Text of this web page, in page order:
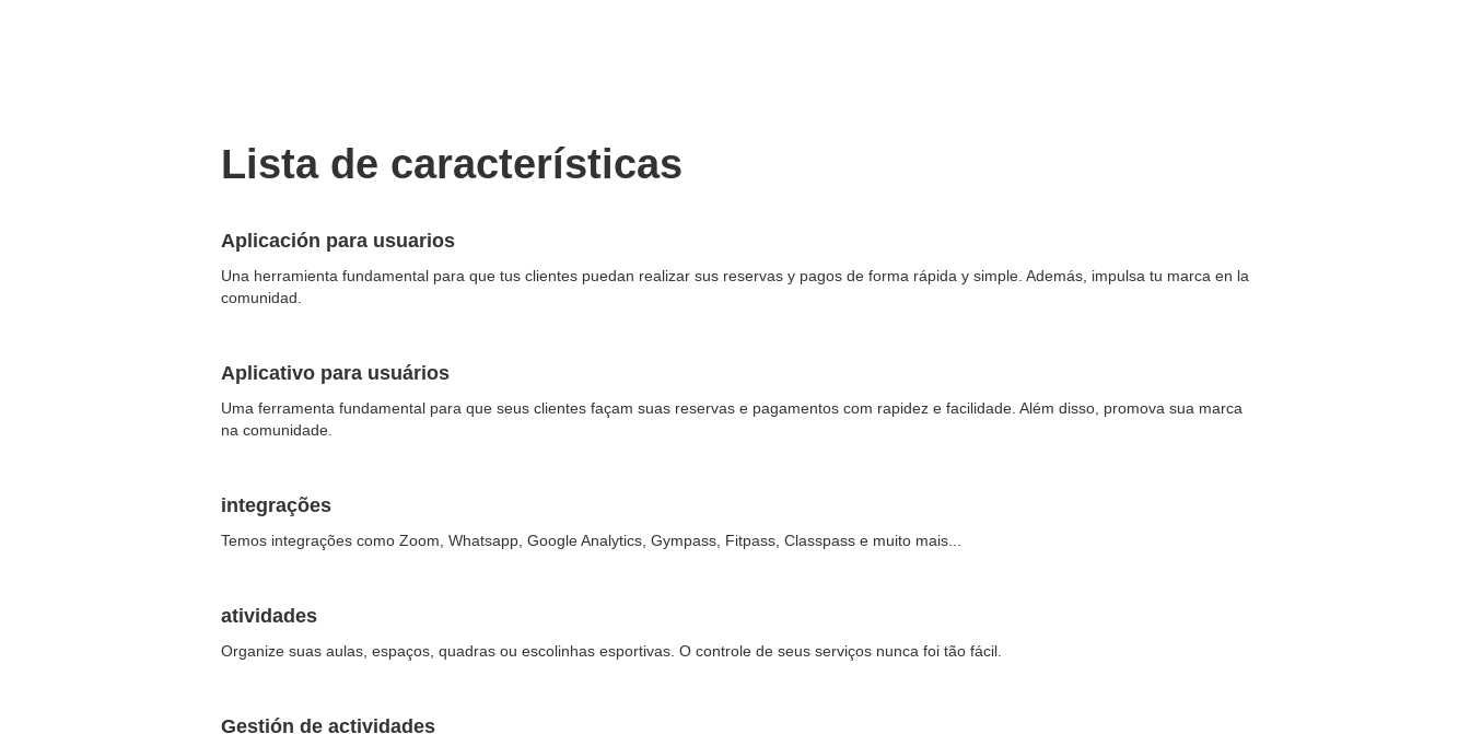
Lista de características
Aplicación para usuarios
Una herramienta fundamental para que tus clientes puedan realizar sus reservas y pagos de forma rápida y simple. Además, impulsa tu marca en la
comunidad.
Aplicativo para usuários
Uma ferramenta fundamental para que seus clientes façam suas reservas e pagamentos com rapidez e facilidade. Além disso, promova sua marca
na comunidade.
integrações
Temos integrações como Zoom, Whatsapp, Google Analytics, Gympass, Fitpass, Classpass e muito mais...
atividades
Organize suas aulas, espaços, quadras ou escolinhas esportivas. O controle de seus serviços nunca foi tão fácil.
Gestión de actividades